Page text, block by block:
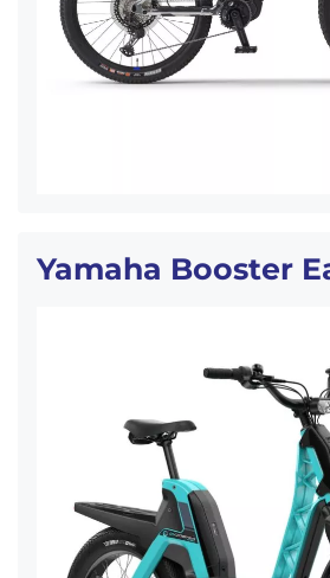
Yamaha Booster